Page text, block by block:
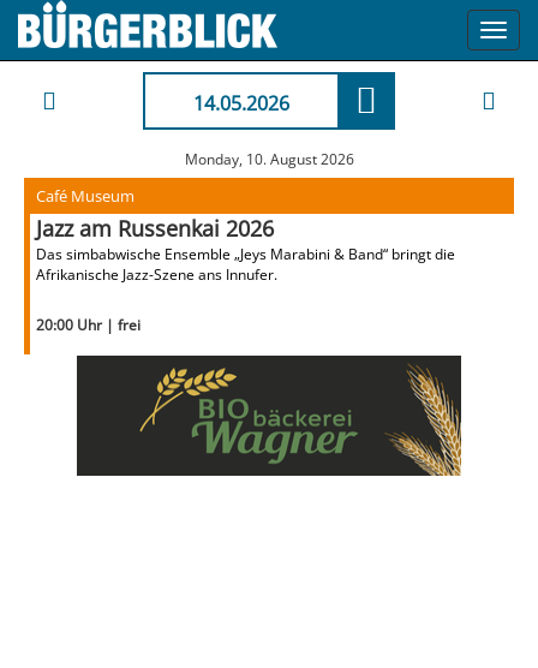
14.05.2026
Monday, 10. August 2026
Café Museum
Jazz am Russenkai 2026
Das simbabwische Ensemble „Jeys Marabini & Band“ bringt die
Afrikanische Jazz-Szene ans Innufer.
20:00 Uhr | frei